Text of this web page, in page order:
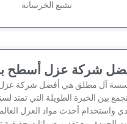
تشبع الخرسانة
عزل أسطح
مطلق هي أفضل شركة عزل أسطح
الطويلة التي تمتد لسنوات
أحدث مواد العزل العالمية